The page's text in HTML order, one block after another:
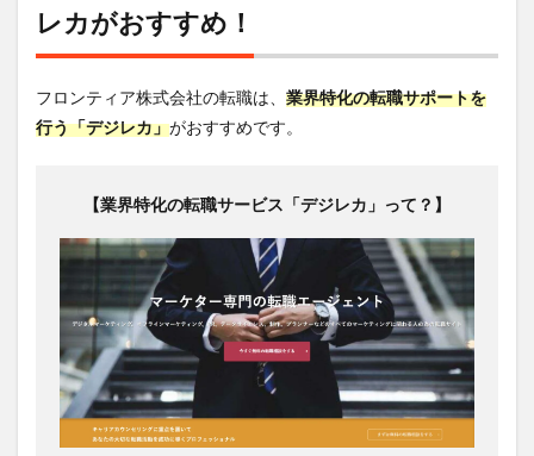
レカがおすすめ！
フロンティア株式会社の転職は、 業界特化の転職サポートを
行う「デジレカ」がおすすめです。
【業界特化の転職サービス「デジレカ」って？】